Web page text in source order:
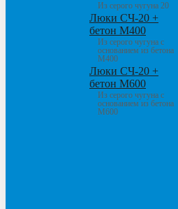
Из серого чугуна 20
Люки СЧ-20 +
бетон М400
Из серого чугуна с
основанием из бетона
М400
Люки СЧ-20 +
бетон М600
Из серого чугуна с
основанием из бетона
М600